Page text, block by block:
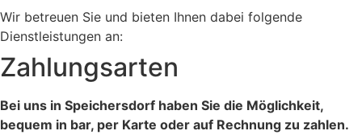
Wir betreuen Sie und bieten Ihnen dabei folgende
Dienstleistungen an:
Zahlungsarten
Bei uns in Speichersdorf haben Sie die Möglichkeit,
bequem in bar, per Karte oder auf Rechnung zu zahlen.